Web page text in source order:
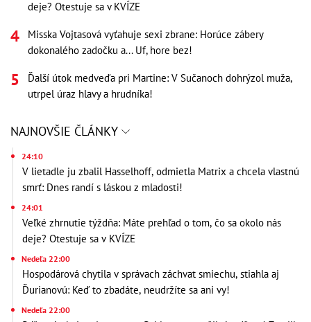
deje? Otestuje sa v KVÍZE
Misska Vojtasová vyťahuje sexi zbrane: Horúce zábery
dokonalého zadočku a... Uf, hore bez!
Ďalší útok medveďa pri Martine: V Sučanoch dohrýzol muža,
utrpel úraz hlavy a hrudníka!
NAJNOVŠIE ČLÁNKY
24:10
V lietadle ju zbalil Hasselhoff, odmietla Matrix a chcela vlastnú
smrť: Dnes randí s láskou z mladosti!
24:01
Veľké zhrnutie týždňa: Máte prehľad o tom, čo sa okolo nás
deje? Otestuje sa v KVÍZE
Nedeľa 22:00
Hospodárová chytila v správach záchvat smiechu, stiahla aj
Ďurianovú: Keď to zbadáte, neudržíte sa ani vy!
Nedeľa 22:00